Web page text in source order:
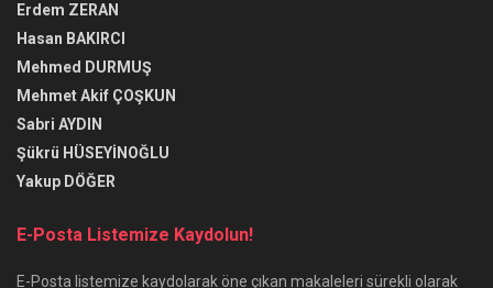
Erdem ZERAN
Hasan BAKIRCI
Mehmed DURMUŞ
Mehmet Akif ÇOŞKUN
Sabri AYDIN
Şükrü HÜSEYİNOĞLU
Yakup DÖĞER
E-Posta Listemize Kaydolun!
E-Posta listemize kaydolarak öne çıkan makaleleri sürekli olarak